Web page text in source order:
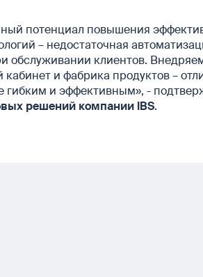
потенциал повышения
– недостаточная
обслуживании клиентов.
и фабрика продуктов –
гибким и эффективным», -
решений компании IBS.